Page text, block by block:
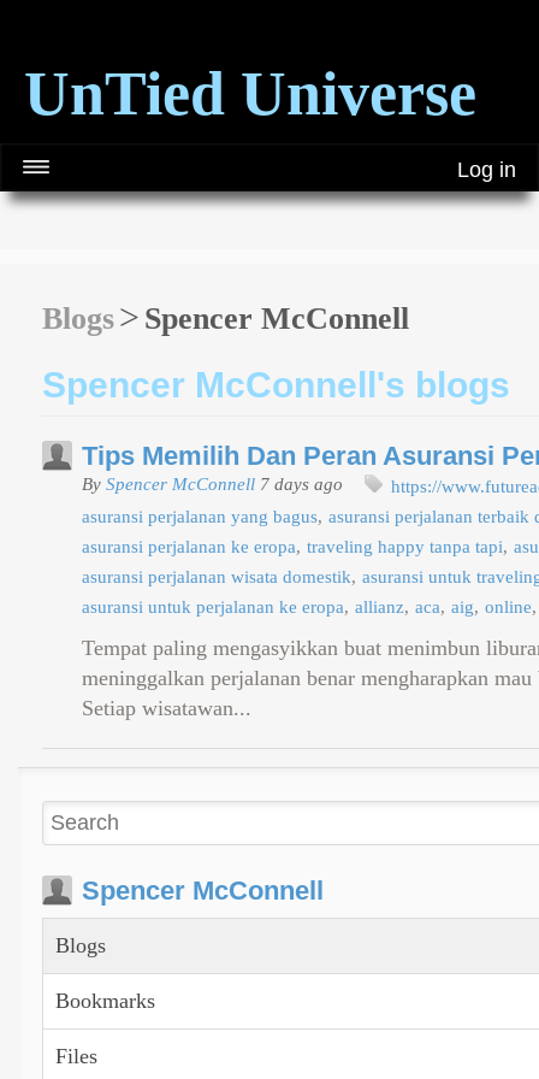
UnTied Universe
Log in
Blogs Spencer McConnell
Spencer McConnell's blogs
Tips Memilih Dan Peran Asuransi
By Spencer McConnell 7 days ago
https://
asuransi perjalanan yang bagus asuransi perjalanan terbaik
asuransi perjalanan ke eropa traveling happy tanpa tapi
asuransi perjalanan wisata domestik asuransi untuk
asuransi untuk perjalanan ke eropa allianz aca aig online
Tempat paling mengasyikkan buat menimbun
meninggalkan perjalanan benar mengharapkan
Setiap wisatawan...
Spencer McConnell
Blogs
Bookmarks
Files